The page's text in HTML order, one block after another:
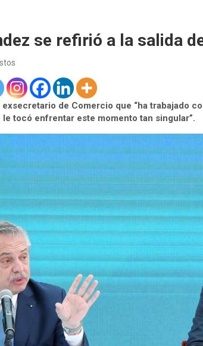
se refirió a la salida
de Comercio que “ha trabajado
tocó enfrentar este momento tan singular”.